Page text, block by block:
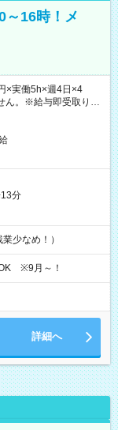
～16時！メ
×実働5h×週4日×4
ん。※給与即受取りサ
分
少なめ！）
※9月～！
詳細へ